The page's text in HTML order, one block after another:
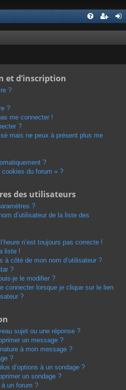
et d’inscription
?
?
me connecter !
?
mais ne peux à présent plus me
?
du forum » ?
des utilisateurs
?
d’utilisateur de la liste des
n’est toujours pas correcte !
liste !
à côté de mon nom d’utilisateur ?
?
je le modifier ?
connecter lorsque je clique sur le lien
?
sujet ou une réponse ?
un message ?
à mon message ?
?
d’options à un sondage ?
un sondage ?
un forum ?